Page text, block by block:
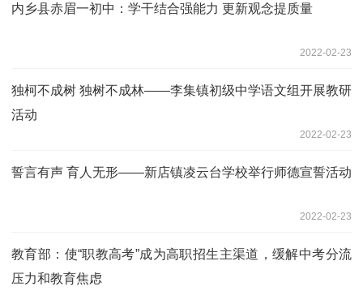
内乡县赤眉一初中：学干结合强能力 更新观念提质量
2022-02-23
独柯不成树 独树不成林——李集镇初级中学语文组开展教研
活动
2022-02-23
誓言有声 育人无形——新店镇凌云台学校举行师德宣誓活动
2022-02-23
教育部：使“职教高考”成为高职招生主渠道，缓解中考分流
压力和教育焦虑